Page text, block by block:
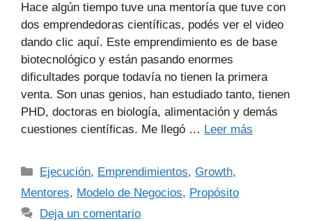
Hace algún tiempo tuve una mentoría que tuve con
dos emprendedoras científicas, podés ver el video
dando clic aquí. Este emprendimiento es de base
biotecnológico y están pasando enormes
dificultades porque todavía no tienen la primera
venta. Son unas genios, han estudiado tanto, tienen
PHD, doctoras en biología, alimentación y demás
cuestiones científicas. Me llegó … Leer más
Ejecución, Emprendimientos,Growth,
Mentores, Modelo de Negocios, Propósito
Deja un comentario